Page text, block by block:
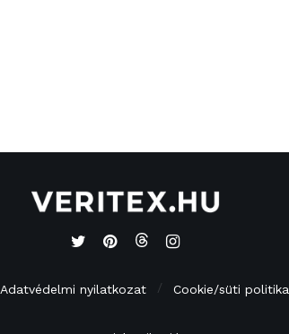
Adatvédelmi nyilatkozat Cookie/süti politika